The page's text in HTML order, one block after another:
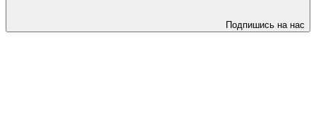
Подпишись на нас